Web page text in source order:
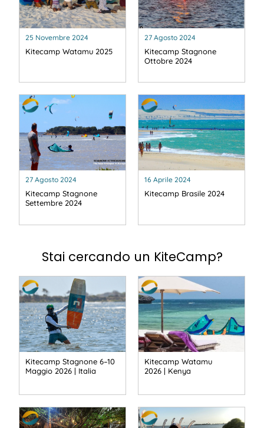
25 Novembre 2024
Kitecamp Watamu 2025
27 Agosto 2024
Kitecamp Stagnone
Ottobre 2024
27 Agosto 2024
Kitecamp Stagnone
Settembre 2024
16 Aprile 2024
Kitecamp Brasile 2024
Stai cercando un KiteCamp?
Kitecamp Stagnone 6–10
Maggio 2026 | Italia
Kitecamp Watamu
2026 | Kenya